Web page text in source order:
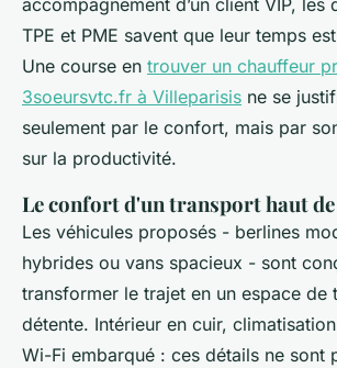
accompagnement d’un client VIP, les
TPE et PME savent que leur temps
Une course en trouver un chauffeur
3soeursvtc.fr à Villeparisis ne se
seulement par le confort, mais par
sur la productivité.
Le confort d'un transport haut
Les véhicules proposés - berlines
hybrides ou vans spacieux - sont
transformer le trajet en un espace de
détente. Intérieur en cuir,
Wi-Fi embarqué : ces détails ne sont